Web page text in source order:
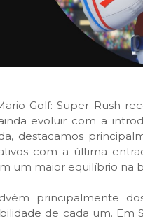
Golf: Super Rush
evoluir com a
destacamos
com a última
um maior equilíbrio na
principalmente
de cada um.